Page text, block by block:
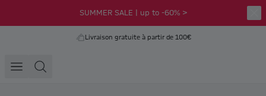
SUMMER SALE | up to -60% >
Livraison gratuite à partir de 100€